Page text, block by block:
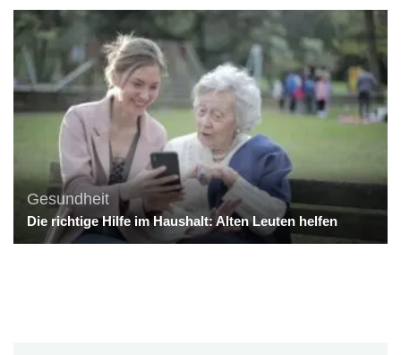
Gesundheit
Die richtige Hilfe im Haushalt: Alten Leuten helfen